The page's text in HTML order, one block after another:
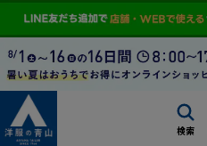
検索